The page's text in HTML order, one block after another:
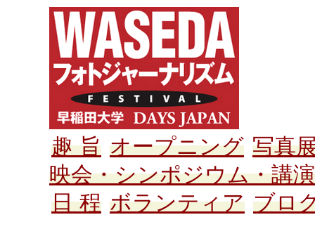
趣 旨 オープニング 写真
映会・シンポジウム・講
日 程 ボランティア ブロ